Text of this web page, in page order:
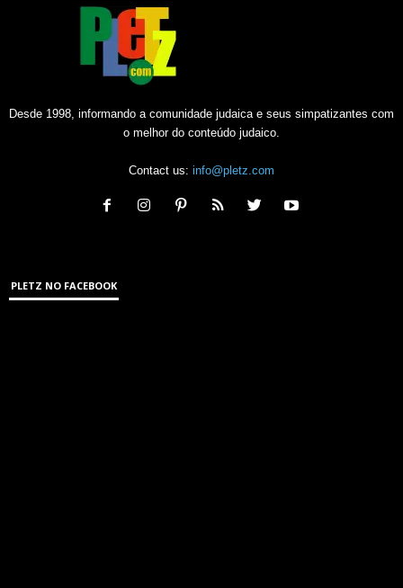
Desde 1998, informando a comunidade judaica e seus simpatizantes com
o melhor do conteúdo judaico.
Contact us: info@pletz.com
PLETZ NO FACEBOOK